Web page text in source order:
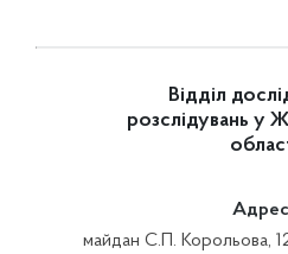
Відділ
розслідувань у
майдан С.П. Корольова,